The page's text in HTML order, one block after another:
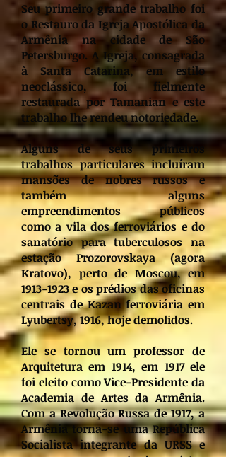
Seu primeiro grande trabalho foi
o Restauro da Igreja Apostólica da
Armênia na cidade de São
Petersburgo. A Igreja, consagrada
à Santa Catarina, em estilo
neoclássico, foi fielmente
restaurada por Tamanian e este
trabalho lhe rendeu notoriedade.
Alguns de seus primeiros
trabalhos particulares incluíram
mansões de nobres russos e
também alguns
empreendimentos públicos
como a vila dos ferroviários e do
sanatório para tuberculosos na
estação Prozorovskaya (agora
Kratovo), perto de Moscou, em
1913-1923e os prédios das oficinas
centrais de Kazan ferroviária em
Lyubertsy, 1916, hoje demolidos.
Ele se tornou um professor de
Arquitetura em 1914, em 1917 ele
foi eleito como Vice-Presidente da
Academia de Artes da Armênia.
Com a Revolução Russa de 1917, a
Armênia torna-se uma República
Socialista integrante da URSS e